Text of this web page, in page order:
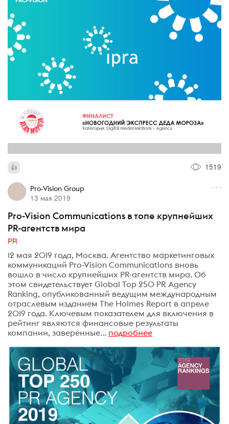
1519
Pro-Vision Group
13 мая 2019
Pro-Vision Communications в топе крупнейших
PR-агентств мира
PR
12 мая 2019 года, Москва. Агентство маркетинговых
коммуникаций Pro-Vision Communications вновь
вошло в число крупнейших PR-агентств мира. Об
этом свидетельствует Global Top 250 PR Agency
Ranking, опубликованный ведущим международным
отраслевым изданием The Holmes Report в апреле
2019 года. Ключевым показателем для включения в
рейтинг являются финансовые результаты
компании, заверенные... подробнее